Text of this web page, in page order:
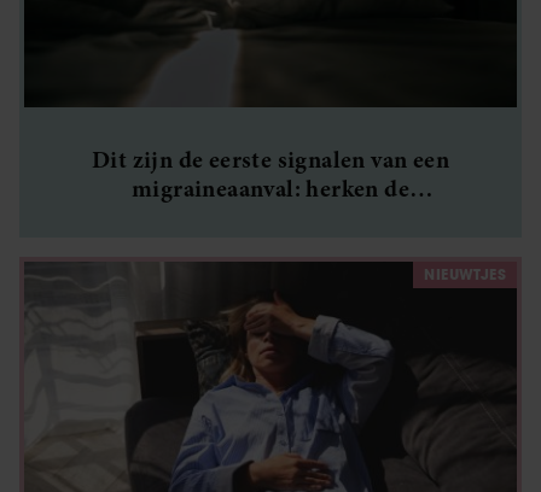
Dit zijn de eerste signalen van een
migraineaanval: herken de
NIEUWTJES